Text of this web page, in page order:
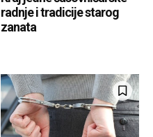
radnje i tradicije starog
zanata